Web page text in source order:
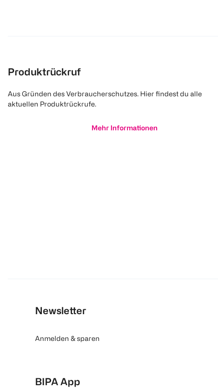
Produktrückruf
Aus Gründen des Verbraucherschutzes. Hier findest du alle
aktuellen Produktrückrufe.
Mehr Informationen
Newsletter
Anmelden & sparen
BIPA App